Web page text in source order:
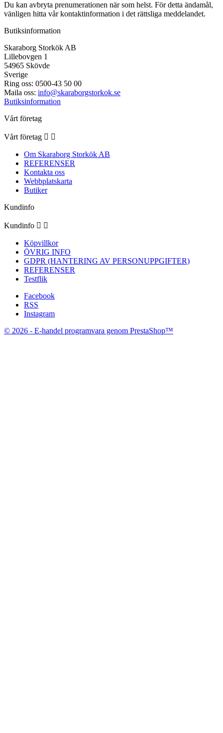
Du kan avbryta prenumerationen när som helst. För detta ändamål,
vänligen hitta vår kontaktinformation i det rättsliga meddelandet.
Butiksinformation
Skaraborg Storkök AB
Lillebovgen 1
54965 Skövde
Sverige
Ring oss: 0500-43 50 00
Maila oss: info@skaraborgstorkok.se
Butiksinformation
Vårt företag
Vårt företag  
Om Skaraborg Storkök AB
REFERENSER
Kontakta oss
Webbplatskarta
Butiker
Kundinfo
Kundinfo  
Köpvillkor
ÖVRIG INFO
GDPR (HANTERING AV PERSONUPPGIFTER)
REFERENSER
Testflik
Facebook
RSS
Instagram
© 2026 - E-handel programvara genom PrestaShop™